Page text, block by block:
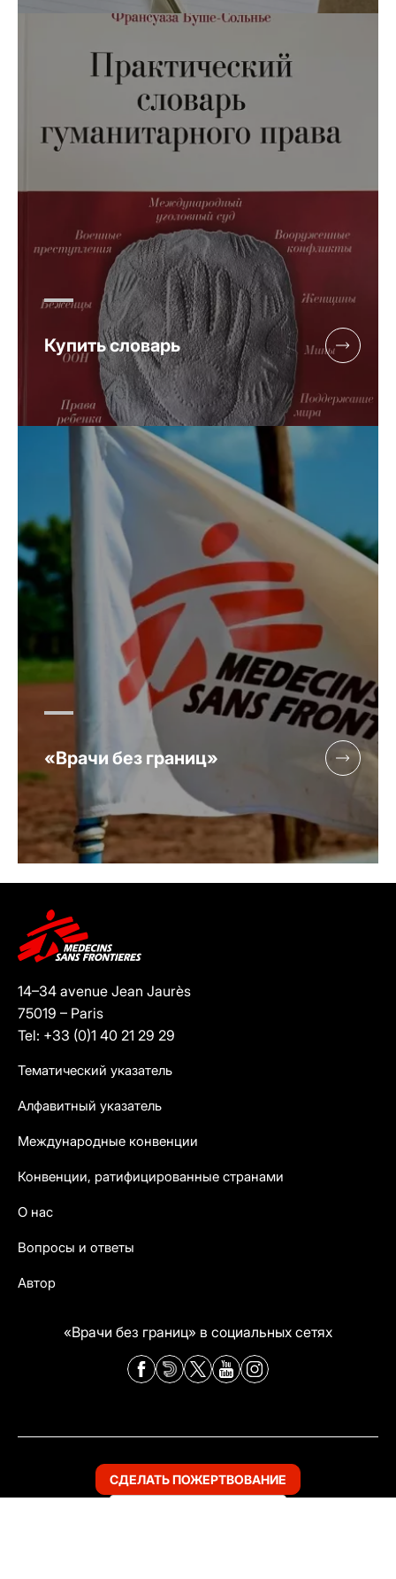
Купить словарь
«Врачи без границ»
14–34 avenue Jean Jaurès
75019 – Paris
Tel: +33 (0)1 40 21 29 29
Тематический указатель
Алфавитный указатель
Международные конвенции
Конвенции, ратифицированные странами
О нас
Вопросы и ответы
Автор
«Врачи без границ» в социальных сетях
СДЕЛАТЬ ПОЖЕРТВОВАНИЕ